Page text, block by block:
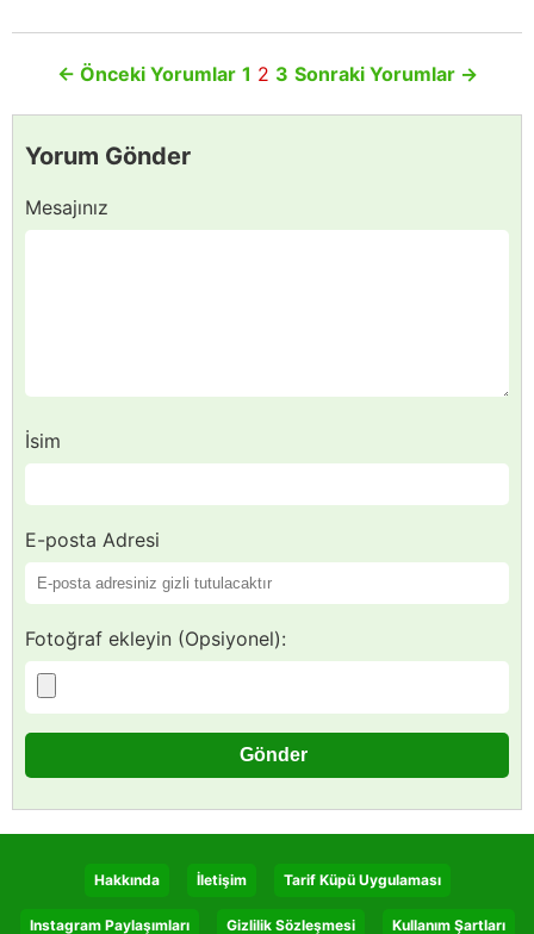
← Önceki Yorumlar 1 2 3 Sonraki Yorumlar →
Yorum Gönder
Mesajınız
İsim
E-posta Adresi
Fotoğraf ekleyin (Opsiyonel):
Hakkında İletişim Tarif Küpü Uygulaması
Instagram Paylaşımları Gizlilik Sözleşmesi Kullanım Şartları